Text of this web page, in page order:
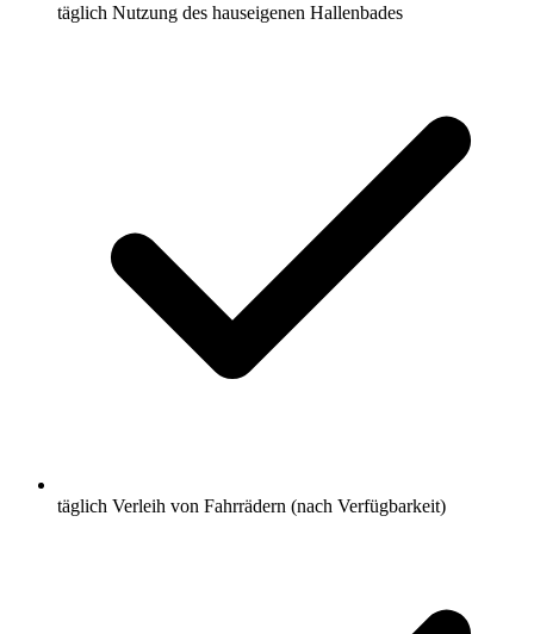
täglich Nutzung des hauseigenen Hallenbades
täglich Verleih von Fahrrädern (nach Verfügbarkeit)